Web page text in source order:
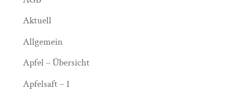
Aktuell
Allgemein
Apfel – Übersicht
Apfelsaft – 1